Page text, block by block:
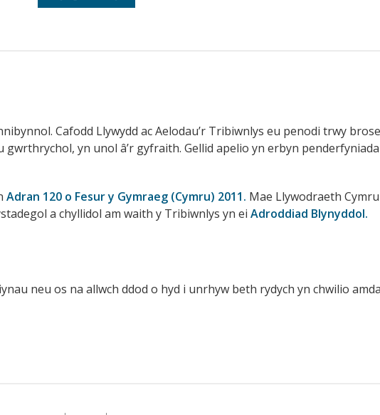
Cafodd Llywydd ac Aelodau’r Tribiwnlys eu penodi trwy
yn unol â’r gyfraith. Gellid apelio yn erbyn
Adran 120 o Fesur y Gymraeg (Cymru) 2011. Mae Llywodraeth
a chyllidol am waith y Tribiwnlys yn ei Adroddiad Blynyddol.
neu os na allwch ddod o hyd i unrhyw beth rydych yn chwilio